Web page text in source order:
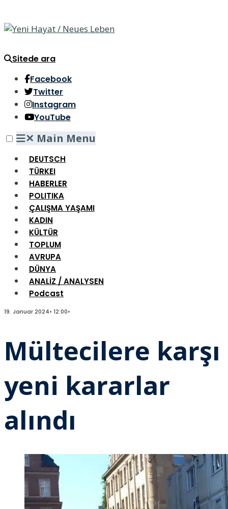
Sitede ara
Facebook
Twitter
Instagram
YouTube
✕ Main Menu
DEUTSCH
TÜRKEI
HABERLER
POLITIKA
ÇALIŞMA YAŞAMI
KADIN
KÜLTÜR
TOPLUM
AVRUPA
DÜNYA
ANALİZ / ANALYSEN
Podcast
19. Januar 2024• 12:00•
Mültecilere karşı
yeni kararlar
alındı